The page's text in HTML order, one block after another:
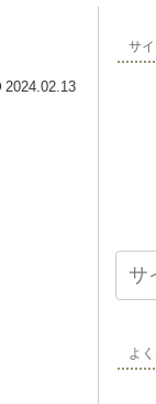
2024.02.13
サ
よ